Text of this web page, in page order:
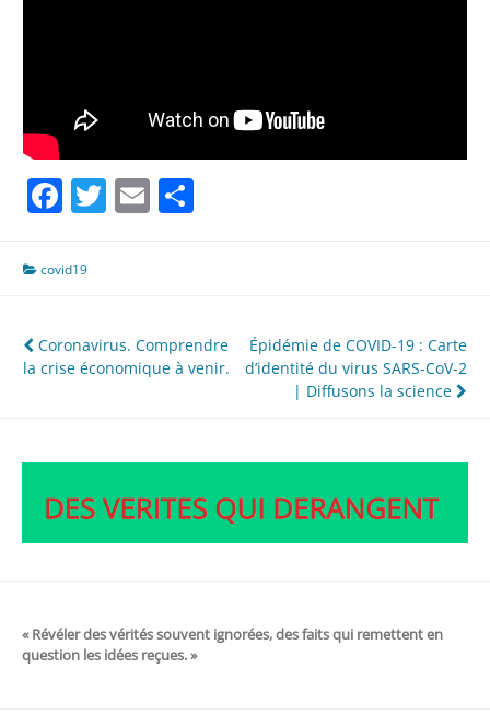
Facebook
Twitter
Email
covid19
Navigation
de
Coronavirus. Comprendre
la crise économique à venir.
Épidémie de COVID-19 : Carte
d’identité du virus SARS-CoV-2
| Diffusons la science
« Révéler des vérités souvent ignorées, des faits qui remettent en
question les idées reçues. »